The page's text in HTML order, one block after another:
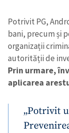
Potrivit PG,
bani, precum și
organizații
autorității de
Prin urmare,
aplicarea
„Potrivit